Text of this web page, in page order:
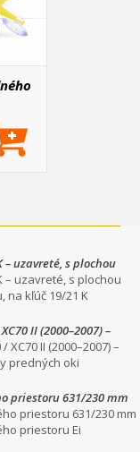
– uzavreté, s plochou
kľúč 19/21
– uzavreté, s plochou
na kľúč 19/21 K
II (2000–2007) –
II (2000–2007) –
predných oki
priestoru 631/230 mm
priestoru 631/230 mm
priestoru Ei